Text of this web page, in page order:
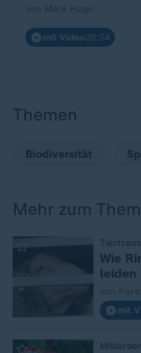
mit Video28:54
Themen
Biodiversität
Mehr zum
:
Wie
leiden
mit